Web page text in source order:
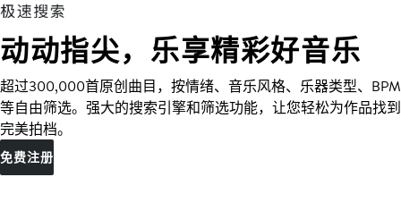
动动指尖，乐享精彩好音乐
超过300,000首原创曲目，按情绪、音乐风格、乐器类型、BPM
等自由筛选。强大的搜索引擎和筛选功能，让您轻松为作品找到
完美拍档。
免费注册